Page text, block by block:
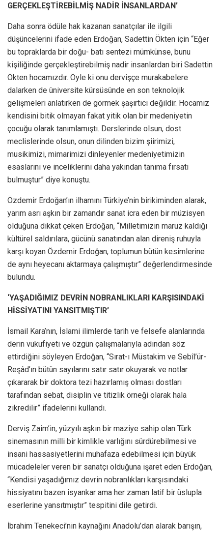
GERÇEKLEŞTİREBİLMİŞ NADİR İNSANLARDAN’
Daha sonra ödüle hak kazanan sanatçılar ile ilgili
düşüncelerini ifade eden Erdoğan, Sadettin Ökten için “Eğer
bu topraklarda bir doğu- batı sentezi mümkünse, bunu
kişiliğinde gerçekleştirebilmiş nadir insanlardan biri Sadettin
Ökten hocamızdır. Öyle ki onu dervişçe murakabelere
dalarken de üniversite kürsüsünde en son teknolojik
gelişmeleri anlatırken de görmek şaşırtıcı değildir. Hocamız
kendisini bitik olmayan fakat yitik olan bir medeniyetin
çocuğu olarak tanımlamıştı. Derslerinde olsun, dost
meclislerinde olsun, onun dilinden bizim şiirimizi,
musikimizi, mimarimizi dinleyenler medeniyetimizin
esaslarını ve inceliklerini daha yakından tanıma fırsatı
bulmuştur” diye konuştu.
Özdemir Erdoğan’ın ilhamını Türkiye’nin birikiminden alarak,
yarım asrı aşkın bir zamandır sanat icra eden bir müzisyen
olduğuna dikkat çeken Erdoğan, “Milletimizin maruz kaldığı
kültürel saldırılara, gücünü sanatından alan direniş ruhuyla
karşı koyan Özdemir Erdoğan, toplumun bütün kesimlerine
de aynı heyecanı aktarmaya çalışmıştır” değerlendirmesinde
bulundu.
‘YAŞADIĞIMIZ DEVRİN NOBRANLIKLARI KARŞISINDAKİ
HİSSİYATINI YANSITMIŞTIR’
İsmail Kara’nın, İslami ilimlerde tarih ve felsefe alanlarında
derin vukufiyeti ve özgün çalışmalarıyla adından söz
ettirdiğini söyleyen Erdoğan, “Sırat-ı Müstakim ve Sebîl’ür-
Reşâd’ın bütün sayılarını satır satır okuyarak ve notlar
çıkararak bir doktora tezi hazırlamış olması dostları
tarafından sebat, disiplin ve titizlik örneği olarak hala
zikredilir” ifadelerini kullandı.
Derviş Zaim’in, yüzyılı aşkın bir maziye sahip olan Türk
sinemasının milli bir kimlikle varlığını sürdürebilmesi ve
insani hassasiyetlerini muhafaza edebilmesi için büyük
mücadeleler veren bir sanatçı olduğuna işaret eden Erdoğan,
“Kendisi yaşadığımız devrin nobranlıkları karşısındaki
hissiyatını bazen isyankar ama her zaman latif bir üslupla
eserlerine yansıtmıştır” tespitini dile getirdi.
İbrahim Tenekeci’nin kaynağını Anadolu’dan alarak barışın,